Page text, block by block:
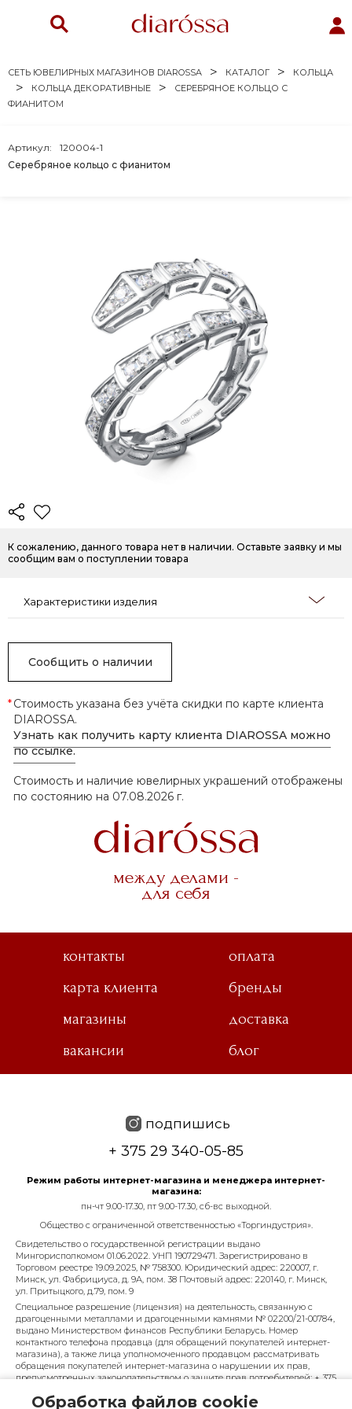
СЕТЬ ЮВЕЛИРНЫХ МАГАЗИНОВ DIAROSSA КАТАЛОГ
КОЛЬЦА
КОЛЬЦА ДЕКОРАТИВНЫЕ
СЕРЕБРЯНОЕ КОЛЬЦО С
ФИАНИТОМ
Серебряное кольцо с фианитом
Артикул: 120004-1
К сожалению, данного товара нет в наличии. Оставьте заявку и мы
сообщим вам о поступлении товара
Характеристики изделия
Сообщить о наличии
*Стоимость указана без учёта скидки по карте клиента
DIAROSSA.
Узнать как получить карту клиента DIAROSSA можно
по ссылке.
Стоимость и наличие ювелирных украшений отображены
по состоянию на 07.08.2026 г.
между делами -
для себя
контакты
оплата
карта клиента
бренды
магазины
доставка
вакансии
блог
подпишись
+ 375 29 340-05-85
Режим работы интернет-магазина и менеджера интернет-
магазина:
пн-чт 9.00-17.30, пт 9.00-17.30, сб-вс выходной.
Общество с ограниченной ответственностью «Торгиндустрия».
Свидетельство о государственной регистрации выдано
Мингорисполкомом 01.06.2022. УНП 190729471. Зарегистрировано в
Торговом реестре 19.09.2025, № 758300. Юридический адрес: 220007, г.
Минск, ул. Фабрициуса, д. 9А, пом. 38 Почтовый адрес: 220140, г. Минск,
ул. Притыцкого, д.79, пом. 9
Специальное разрешение (лицензия) на деятельность, связанную с
драгоценными металлами и драгоценными камнями № 02200/21-00784,
выдано Министерством финансов Республики Беларусь. Номер
контактного телефона продавца (для обращений покупателей интернет-
магазина), а также лица уполномоченного продавцом рассматривать
обращения покупателей интернет-магазина о нарушении их прав,
предусмотренных законодательством о защите прав потребителей: + 375
управления по работе с обращениями граждан и юридических лиц
Обработка файлов cookie